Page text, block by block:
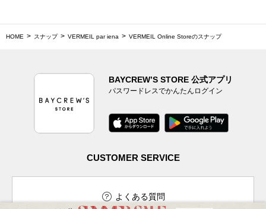
HOME スナップ VERMEIL par iena VERMEIL Online Storeのスナップ
BAYCREW’S STORE 公式アプリ
パスワードレスでかんたんログイン
CUSTOMER SERVICE
よくある質問